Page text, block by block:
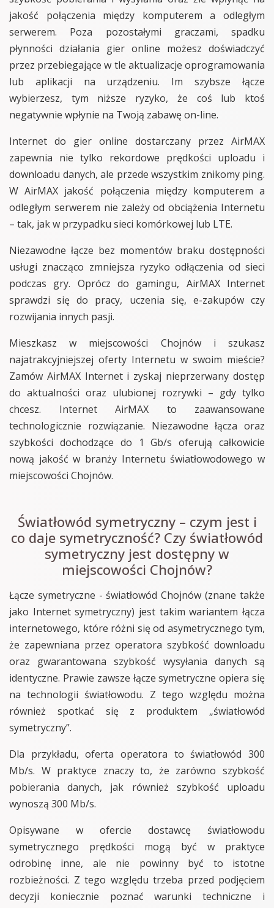
jakość połączenia między komputerem a odległym
serwerem. Poza pozostałymi graczami, spadku
płynności działania gier online możesz doświadczyć
przez przebiegające w tle aktualizacje oprogramowania
lub aplikacji na urządzeniu. Im szybsze łącze
wybierzesz, tym niższe ryzyko, że coś lub ktoś
negatywnie wpłynie na Twoją zabawę on-line.
Internet do gier online dostarczany przez AirMAX
zapewnia nie tylko rekordowe prędkości uploadu i
downloadu danych, ale przede wszystkim znikomy ping.
W AirMAX jakość połączenia między komputerem a
odległym serwerem nie zależy od obciążenia Internetu
– tak, jak w przypadku sieci komórkowej lub LTE.
Niezawodne łącze bez momentów braku dostępności
usługi znacząco zmniejsza ryzyko odłączenia od sieci
podczas gry. Oprócz do gamingu, AirMAX Internet
sprawdzi się do pracy, uczenia się, e-zakupów czy
rozwijania innych pasji.
Mieszkasz w miejscowości Chojnów i szukasz
najatrakcyjniejszej oferty Internetu w swoim mieście?
Zamów AirMAX Internet i zyskaj nieprzerwany dostęp
do aktualności oraz ulubionej rozrywki – gdy tylko
chcesz. Internet AirMAX to zaawansowane
technologicznie rozwiązanie. Niezawodne łącza oraz
szybkości dochodzące do 1 Gb/s oferują całkowicie
nową jakość w branży Internetu światłowodowego w
miejscowości Chojnów.
Światłowód symetryczny – czym jest i
co daje symetryczność? Czy światłowód
symetryczny jest dostępny w
miejscowości Chojnów?
Łącze symetryczne - światłowód Chojnów (znane także
jako Internet symetryczny) jest takim wariantem łącza
internetowego, które różni się od asymetrycznego tym,
że zapewniana przez operatora szybkość downloadu
oraz gwarantowana szybkość wysyłania danych są
identyczne. Prawie zawsze łącze symetryczne opiera się
na technologii światłowodu. Z tego względu można
również spotkać się z produktem „światłowód
symetryczny”.
Dla przykładu, oferta operatora to światłowód 300
Mb/s. W praktyce znaczy to, że zarówno szybkość
pobierania danych, jak również szybkość uploadu
wynoszą 300 Mb/s.
Opisywane w ofercie dostawcę światłowodu
symetrycznego prędkości mogą być w praktyce
odrobinę inne, ale nie powinny być to istotne
rozbieżności. Z tego względu trzeba przed podjęciem
decyzji koniecznie poznać warunki techniczne i